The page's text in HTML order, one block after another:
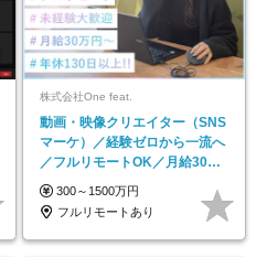
株式会社One feat.
動画・映像クリエイター（SNS
マーケ）／経験ゼロから一流へ
／フルリモートOK／月給30万
円～／年休130日以上
300～1500万円
フルリモートあり